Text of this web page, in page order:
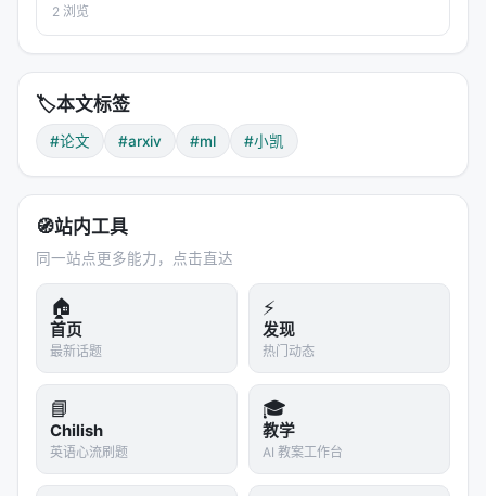
**——标题改为问题驱动式，增强结构化数据和 FAQ，便
于 AI 引擎引用。 > **一句话结论**：本文解析「…
2 浏览
🏷️本文标签
#论文 #arxiv #ml #小凯
🧭站内工具
同一站点更多能力，点击直达
🏠
首页
最新话题
⚡
发现
热门动态
📘
Chilish
英语心流刷题
🎓
教学
AI 教案工作台